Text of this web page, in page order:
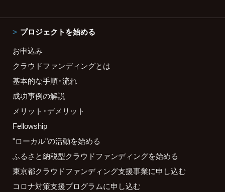
プロジェクトを始める
お申込み
クラウドファンディングとは
基本的な手順・流れ
成功事例の解説
メリット・デメリット
Fellowship
"ローカル"の活動を始める
ふるさと納税型クラウドファンディングを始める
東京都クラウドファンディング支援事業に申し込む
コロナ対策支援プログラムに申し込む